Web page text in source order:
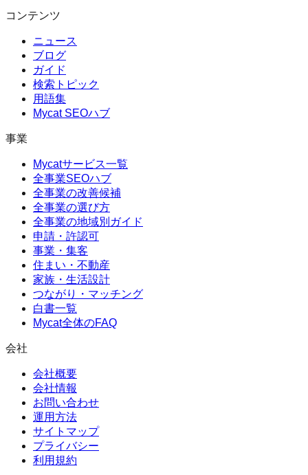
コンテンツ
ニュース
ブログ
ガイド
検索トピック
用語集
Mycat SEOハブ
事業
Mycatサービス一覧
全事業SEOハブ
全事業の改善候補
全事業の選び方
全事業の地域別ガイド
申請・許認可
事業・集客
住まい・不動産
家族・生活設計
つながり・マッチング
白書一覧
Mycat全体のFAQ
会社
会社概要
会社情報
お問い合わせ
運用方法
サイトマップ
プライバシー
利用規約